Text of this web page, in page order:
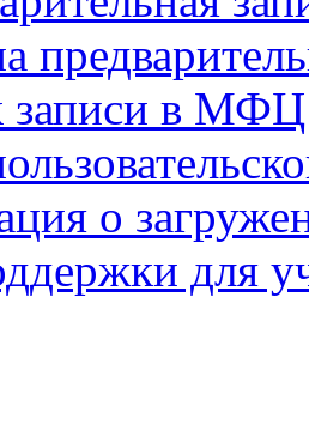
записи в МФЦ
о
для